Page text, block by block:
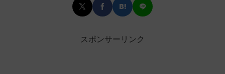
スポンサーリンク